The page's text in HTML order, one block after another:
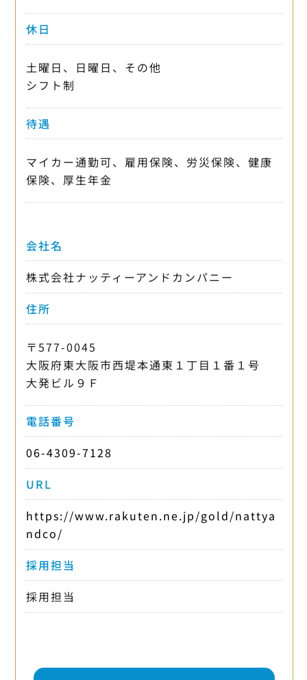
休日
土曜日、日曜日、その他
シフト制
待遇
マイカー通勤可、雇用保険、労災保険、健康
保険、厚生年金
会社名
株式会社ナッティーアンドカンパニー
住所
〒577-0045
大阪府東大阪市西堤本通東１丁目１番１号
大発ビル９Ｆ
電話番号
06-4309-7128
URL
https://www.rakuten.ne.jp/gold/nattya
ndco/
採用担当
採用担当